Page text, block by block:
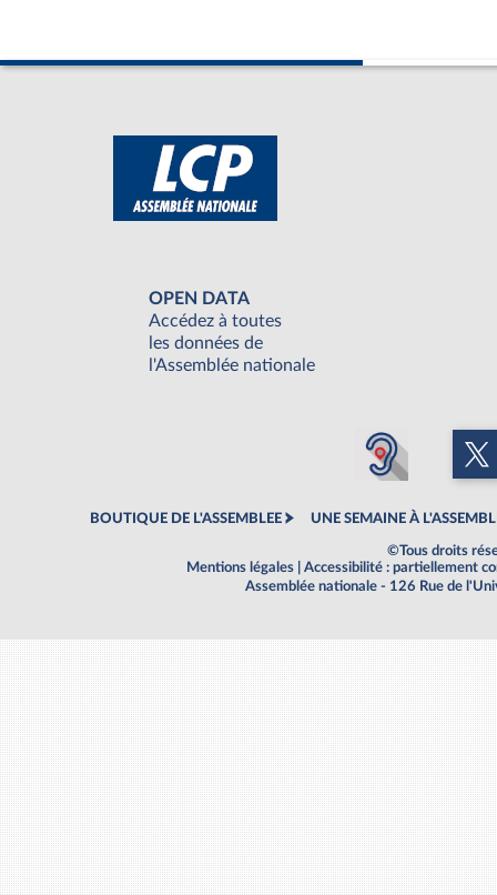
OPEN DATA
Accédez à toutes
les données de
l'Assemblée nationale
BOUTIQUE DE L'ASSEMBLEE UNE SEMAINE À
©Tous droits
Mentions légales
Accessibilité : partiellement
Assemblée nationale - 126 Rue de